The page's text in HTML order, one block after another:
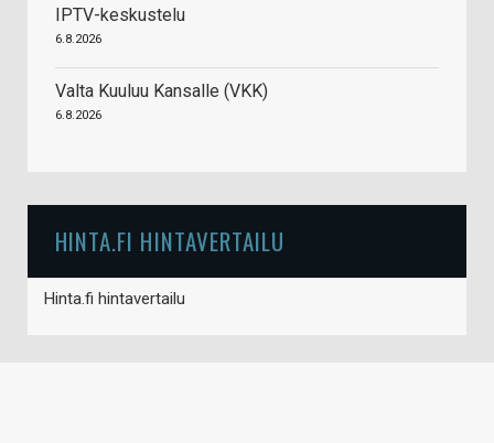
IPTV-keskustelu
6.8.2026
Valta Kuuluu Kansalle (VKK)
6.8.2026
HINTA.FI HINTAVERTAILU
Hinta.fi hintavertailu